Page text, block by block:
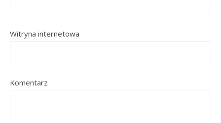
Witryna internetowa
Komentarz